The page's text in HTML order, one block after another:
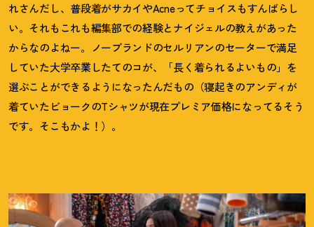
れさんだし、普段着がサカイやAcneってチョイスもすんばらし
い。それもこれも編集部での経験とナイジェルの教えがあった
からなのよねー。ノーブランドのセルリアンのセーターで満足
していた大学卒業したてのコが、「長く着られるよいもの」を
選ぶことができるようになったんだもの（寝起きのアンディが
着ていたビョークのTシャツが現在プレミア価格になってるそう
です。そこもかよ ！ ）。